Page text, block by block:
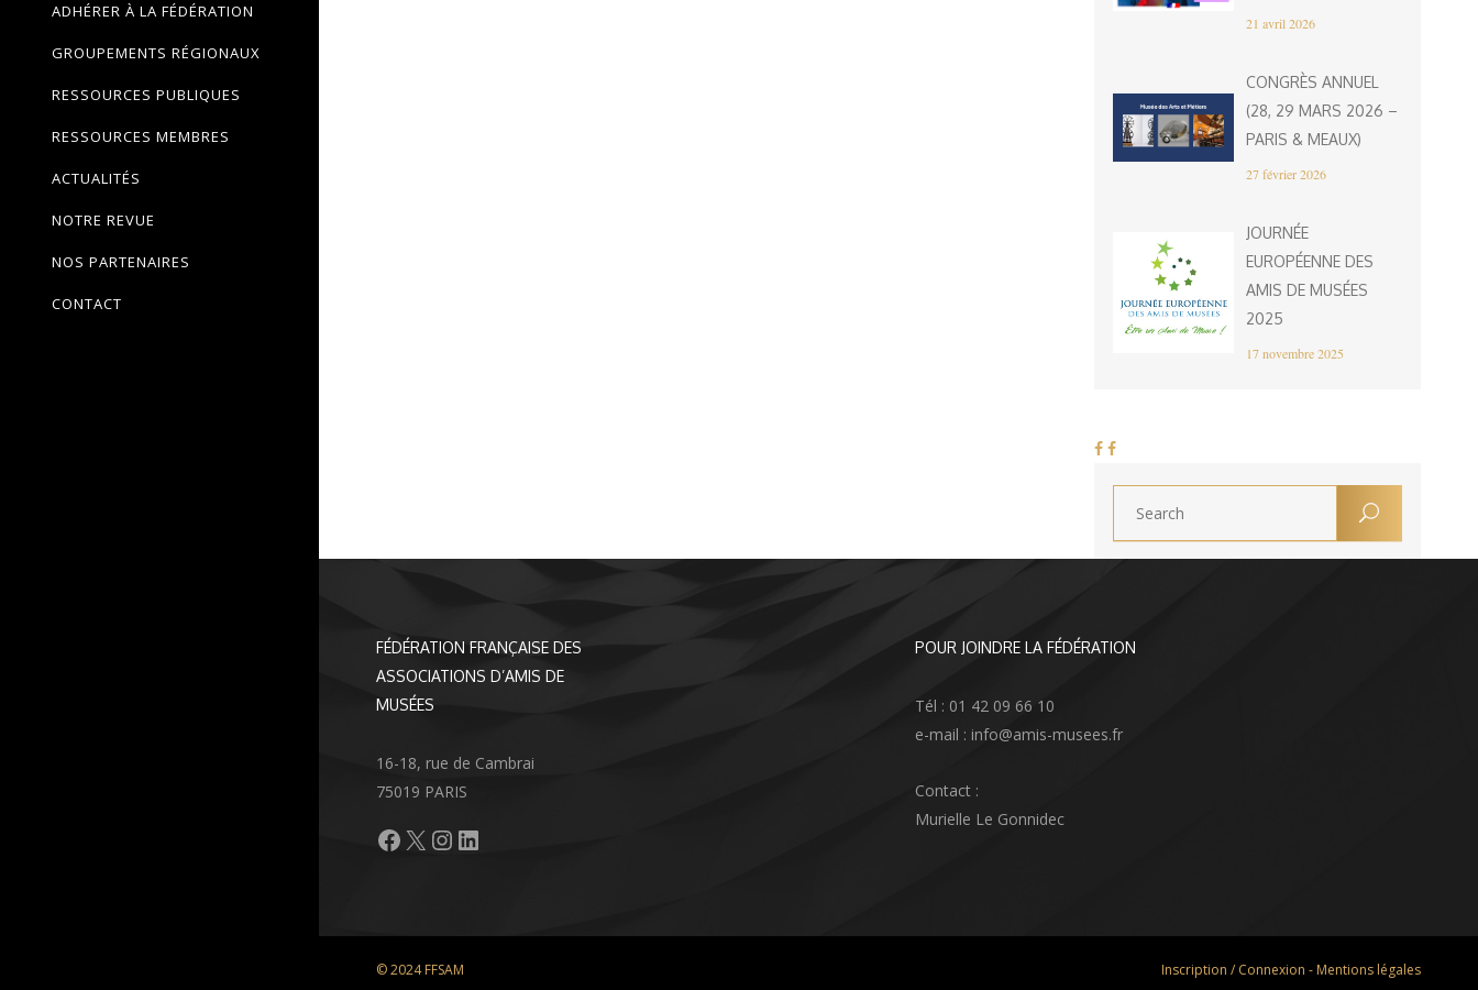
ADHÉRER À LA FÉDÉRATION
GROUPEMENTS RÉGIONAUX
RESSOURCES PUBLIQUES
RESSOURCES MEMBRES
ACTUALITÉS
NOTRE REVUE
NOS PARTENAIRES
CONTACT
21 avril 2026
CONGRÈS ANNUEL
(28, 29 MARS 2026 –
PARIS & MEAUX)
27 février 2026
JOURNÉE
EUROPÉENNE DES
AMIS DE MUSÉES
2025
17 novembre 2025
FÉDÉRATION FRANÇAISE DES
ASSOCIATIONS D’AMIS DE
MUSÉES
16-18, rue de Cambrai
75019 PARIS
Facebook
X Instagram
LinkedIn
POUR JOINDRE LA FÉDÉRATION
Tél : 01 42 09 66 10
e-mail : info@amis-musees.fr
Contact :
Murielle Le Gonnidec
© 2024 FFSAM Inscription / Connexion - Mentions légales